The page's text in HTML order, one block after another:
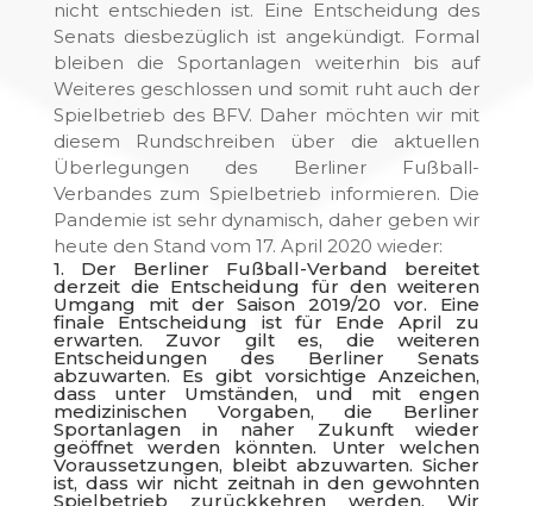
nicht entschieden ist. Eine Entscheidung des
Senats diesbezüglich ist angekündigt. Formal
bleiben die Sportanlagen weiterhin bis auf
Weiteres geschlossen und somit ruht auch der
Spielbetrieb des BFV. Daher möchten wir mit
diesem Rundschreiben über die aktuellen
Überlegungen des Berliner Fußball-
Verbandes zum Spielbetrieb informieren. Die
Pandemie ist sehr dynamisch, daher geben wir
heute den Stand vom 17. April 2020 wieder:
1. Der Berliner Fußball-Verband bereitet
derzeit die Entscheidung für den weiteren
Umgang mit der Saison 2019/20 vor. Eine
finale Entscheidung ist für Ende April zu
erwarten. Zuvor gilt es, die weiteren
Entscheidungen des Berliner Senats
abzuwarten. Es gibt vorsichtige Anzeichen,
dass unter Umständen, und mit engen
medizinischen Vorgaben, die Berliner
Sportanlagen in naher Zukunft wieder
geöffnet werden könnten. Unter welchen
Voraussetzungen, bleibt abzuwarten. Sicher
ist, dass wir nicht zeitnah in den gewohnten
Spielbetrieb zurückkehren werden. Wir